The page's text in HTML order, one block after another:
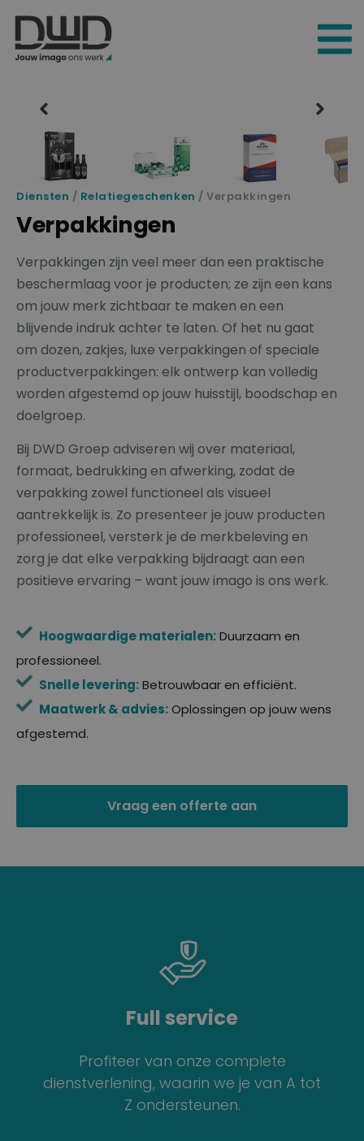
Diensten / Relatiegeschenken / Verpakkingen
Verpakkingen
Verpakkingen zijn veel meer dan een praktische
beschermlaag voor je producten; ze zijn een kans
om jouw merk zichtbaar te maken en een
blijvende indruk achter te laten. Of het nu gaat
om dozen, zakjes, luxe verpakkingen of speciale
productverpakkingen: elk ontwerp kan volledig
worden afgestemd op jouw huisstijl, boodschap en
doelgroep.
Bij DWD Groep adviseren wij over materiaal,
formaat, bedrukking en afwerking, zodat de
verpakking zowel functioneel als visueel
aantrekkelijk is. Zo presenteer je jouw producten
professioneel, versterk je de merkbeleving en
zorg je dat elke verpakking bijdraagt aan een
positieve ervaring – want jouw imago is ons werk.
Hoogwaardige materialen:Duurzaam en
professioneel.
Snelle levering:Betrouwbaar en efficiënt.
Maatwerk & advies:Oplossingen op jouw wens
afgestemd.
Vraag een offerte aan
Full service
Profiteer van onze complete
dienstverlening, waarin we je van A tot
Z ondersteunen.